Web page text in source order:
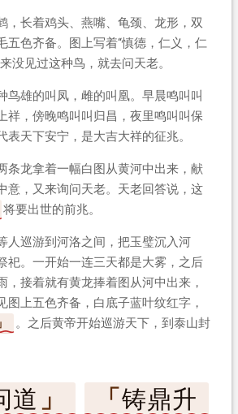
，长着鸡头、燕嘴、龟颈、龙形，双
五色齐备。图上写着“慎德，仁义，仁
没见过这种鸟，就去问天老。
鸟雄的叫凤，雌的叫凰。早晨鸣叫叫
祥，傍晚鸣叫叫归昌，夜里鸣叫叫保
表天下安宁，是大吉大祥的征兆。
条龙拿着一幅白图从黄河中出来，献
意，又来询问天老。天老回答说，这
将要出世的前兆。
人巡游到河洛之间，把玉璧沉入河
祀。一开始一连三天都是大雾，之后
，接着就有黄龙捧着图从河中出来，
图上五色齐备，白底子蓝叶纹红字，
。之后黄帝开始巡游天下，到泰山封
道
铸鼎升